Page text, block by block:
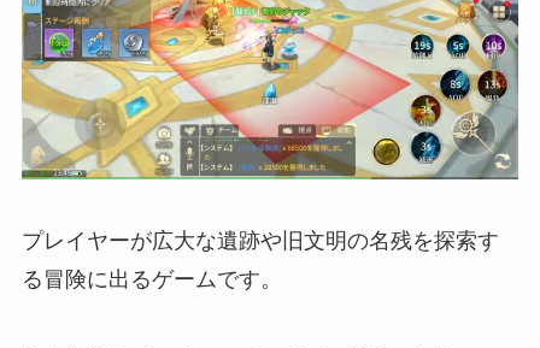
プレイヤーが広大な遺跡や旧文明の名残を探索す
る冒険に出るゲームです。